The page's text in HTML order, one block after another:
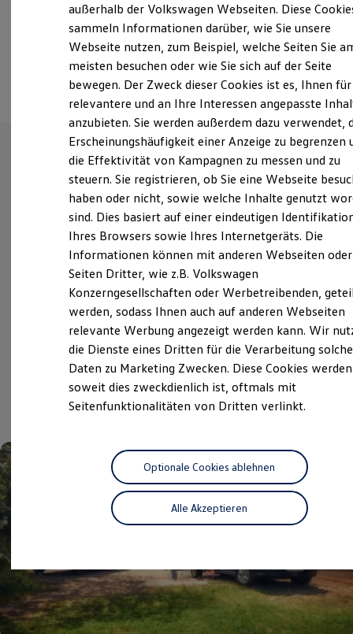
Economy Service
Räder & Reifen Service
Ersatzfahrzeuge
Notdienst und Pannenhilfe
Software, Konnektivität & Apps
California App
VW Connect für Ihren ID. Buzz
VW Connect für Ihren Transporter/Caravelle
VW Connect für Ihren Amarok
VW Connect für andere Modelle
Connect Pro
Fleet Interface Data
Multistop Pathfinder
Übersicht Software Updates
Hilfreiches für Besitzer
Fahrerassistenz- und Sicherheitssysteme
Kontrollleuchten
Kurzfahrprofile und Ölverdünnung
Batterieverordnung
XTL-Dieselkraftstoff
Ersatzteile und Betriebsflüssigkeiten
Original Zubehör und Lifestyle Produkte
myVolkswagen Business
Elektrisch & Autonom
Elektro - & Hybridfahrzeuge
Klimafreundlicher Strom
Ladezeitensimulator
Ladelösungen für Privatkunden
Ladelösungen für Gewerbekunden
Wallbox und Ladekabel
Bidirektionales Laden
Förderung & Kosten der Elektrofahrzeuge
Kostensimulator
Autonomes Fahren
Mehr zum ID. Buzz
Online Beratung
California Welt
Ansprechpartner
Termin vereinbaren
Unsere Leistungenim
Überblick
Volkswagen Economy
Service
Aktuelle Highlights
und Angebote
außerhalb der Volkswagen Webseiten. Diese
sammeln Informationen darüber, wie Sie unsere
Webseite nutzen, zum Beispiel, welche Seiten Sie
meisten besuchen oder wie Sie sich auf der Seite
bewegen. Der Zweck dieser Cookies ist es, Ihnen für
relevantere und an Ihre Interessen angepasste
anzubieten. Sie werden außerdem dazu verwendet,
Erscheinungshäufigkeit einer Anzeige zu begrenzen
die Effektivität von Kampagnen zu messen und zu
steuern. Sie registrieren, ob Sie eine Webseite
haben oder nicht, sowie welche Inhalte genutzt
sind. Dies basiert auf einer eindeutigen
Ihres Browsers sowie Ihres Internetgeräts. Die
Informationen können mit anderen Webseiten oder
Seiten Dritter, wie z.B. Volkswagen
Konzerngesellschaften oder Werbetreibenden,
werden, sodass Ihnen auch auf anderen Webseiten
relevante Werbung angezeigt werden kann. Wir
die Dienste eines Dritten für die Verarbeitung
Daten zu Marketing Zwecken. Diese Cookies
soweit dies zweckdienlich ist, oftmals mit
Seitenfunktionalitäten von Dritten verlinkt.
Alle Akzeptieren
Optionale Cookies ablehnen